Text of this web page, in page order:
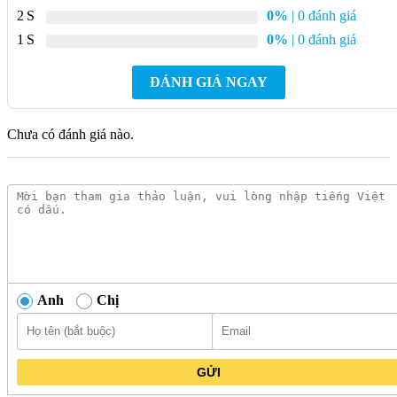
nước
Áp lực
Tối thiểu 0.015 Mpa – Tối đa 0.5 Mpa
đun nóng
Nóng liền
phẩm
2022
Sản xuất
tại
Chất liệu
vỏ máy
Chất liệu
2
0% | 0 đánh giá
1
0% | 0 đánh giá
ĐÁNH GIÁ NGAY
Chưa có đánh giá nào.
Anh Chị
GỬI